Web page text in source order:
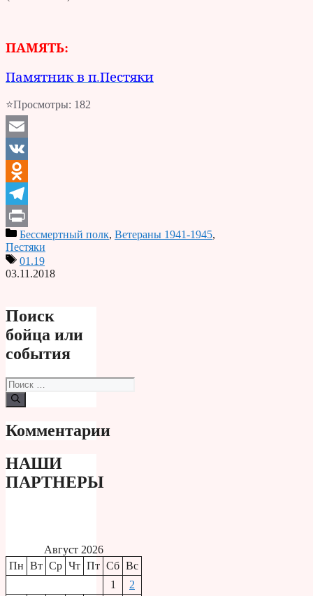
ПАМЯТЬ:
Памятник в п.Пестяки
⭐Просмотры: 182
Email
VK
Odnoklassniki
Telegram
PrintБессмертный полк, Ветераны 1941-1945,
Пестяки
01.19
03.11.2018
Поиск
бойца или
события
Поиск:
Комментарии
НАШИ
ПАРТНЕРЫ
Август 2026
Пн Вт Ср Чт Пт Сб Вс
1
2